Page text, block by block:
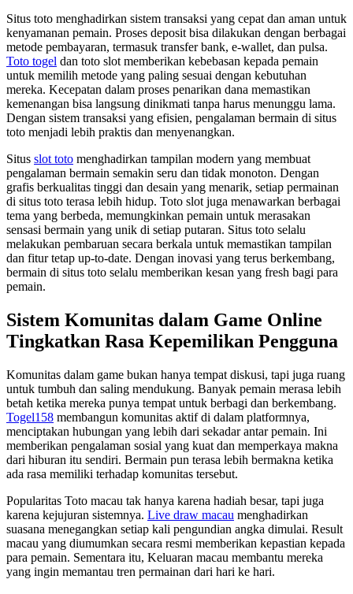
Situs toto menghadirkan sistem transaksi yang cepat dan aman untuk
kenyamanan pemain. Proses deposit bisa dilakukan dengan berbagai
metode pembayaran, termasuk transfer bank, e-wallet, dan pulsa.
Toto togel dan toto slot memberikan kebebasan kepada pemain
untuk memilih metode yang paling sesuai dengan kebutuhan
mereka. Kecepatan dalam proses penarikan dana memastikan
kemenangan bisa langsung dinikmati tanpa harus menunggu lama.
Dengan sistem transaksi yang efisien, pengalaman bermain di situs
toto menjadi lebih praktis dan menyenangkan.
Situs slot toto menghadirkan tampilan modern yang membuat
pengalaman bermain semakin seru dan tidak monoton. Dengan
grafis berkualitas tinggi dan desain yang menarik, setiap permainan
di situs toto terasa lebih hidup. Toto slot juga menawarkan berbagai
tema yang berbeda, memungkinkan pemain untuk merasakan
sensasi bermain yang unik di setiap putaran. Situs toto selalu
melakukan pembaruan secara berkala untuk memastikan tampilan
dan fitur tetap up-to-date. Dengan inovasi yang terus berkembang,
bermain di situs toto selalu memberikan kesan yang fresh bagi para
pemain.
Sistem Komunitas dalam Game Online
Tingkatkan Rasa Kepemilikan Pengguna
Komunitas dalam game bukan hanya tempat diskusi, tapi juga ruang
untuk tumbuh dan saling mendukung. Banyak pemain merasa lebih
betah ketika mereka punya tempat untuk berbagi dan berkembang.
Togel158 membangun komunitas aktif di dalam platformnya,
menciptakan hubungan yang lebih dari sekadar antar pemain. Ini
memberikan pengalaman sosial yang kuat dan memperkaya makna
dari hiburan itu sendiri. Bermain pun terasa lebih bermakna ketika
ada rasa memiliki terhadap komunitas tersebut.
Popularitas Toto macau tak hanya karena hadiah besar, tapi juga
karena kejujuran sistemnya. Live draw macau menghadirkan
suasana menegangkan setiap kali pengundian angka dimulai. Result
macau yang diumumkan secara resmi memberikan kepastian kepada
para pemain. Sementara itu, Keluaran macau membantu mereka
yang ingin memantau tren permainan dari hari ke hari.